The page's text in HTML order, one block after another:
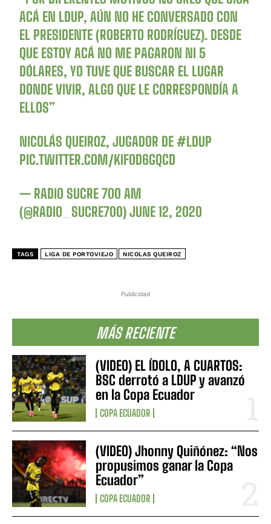
Publicidad
MÁS RECIENTE
(VIDEO) EL ÍDOLO, A CUARTOS:
BSC derrotó a LDUP y avanzó
en la Copa Ecuador
COPA ECUADOR
(VIDEO) Jhonny Quiñónez: “Nos
propusimos ganar la Copa
Ecuador”
COPA ECUADOR
ACÁ EN LDUP, AÚN NO HE CONVERSADO CON
EL PRESIDENTE (ROBERTO RODRÍGUEZ). DESDE
QUE ESTOY ACÁ NO ME PAGARON NI 5
DÓLARES, YO TUVE QUE BUSCAR EL LUGAR
DONDE VIVIR, ALGO QUE LE CORRESPONDÍA A
ELLOS”
NICOLÁS QUEIROZ, JUGADOR DE#LDUP
PIC.TWITTER.COM/KIF0D6GQCD
— RADIO SUCRE 700 AM
(@RADIO_SUCRE700)JUNE 12, 2020
TAGS LIGA DE PORTOVIEJO NICOLAS QUEIROZ